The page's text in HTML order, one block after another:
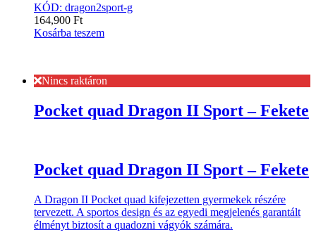
KÓD: dragon2sport-g
164,900 Ft
Kosárba teszem
Nincs raktáron
Pocket quad Dragon II Sport – Fekete
Pocket quad Dragon II Sport – Fekete
A Dragon II Pocket quad kifejezetten gyermekek részére
tervezett. A sportos design és az egyedi megjelenés garantált
élményt biztosít a quadozni vágyók számára.